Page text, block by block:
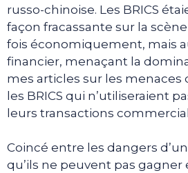
russo-chinoise. Les BRICS
façon fracassante sur la
fois économiquement, mais
financier, menaçant la
mes articles sur les menaces
les BRICS qui n’utiliseraient
leurs transactions
Coincé entre les dangers
qu’ils ne peuvent pas